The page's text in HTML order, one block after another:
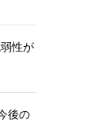
性が
後の